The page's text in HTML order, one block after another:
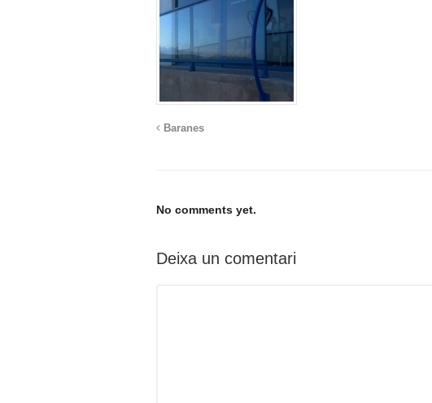
Baranes
No comments yet.
Deixa un comentari